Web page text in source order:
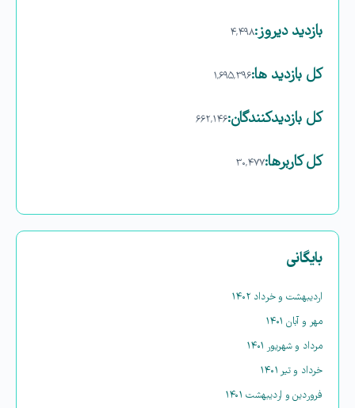
بازدید دیروز:۴,۴۹۸
کل بازدید ها:۱,۶۹۵,۳۹۶
کل بازدیدکنند‌گان:۶۶۲,۱۴۶
کل کاربرها:۳۰,۴۷۷
بایگانی
اردیبهشت و خرداد ۱۴۰۲
مهر و آبان ۱۴۰۱
مرداد و شهریور ۱۴۰۱
خرداد و تیر ۱۴۰۱
فروردین و اردیبهشت ۱۴۰۱